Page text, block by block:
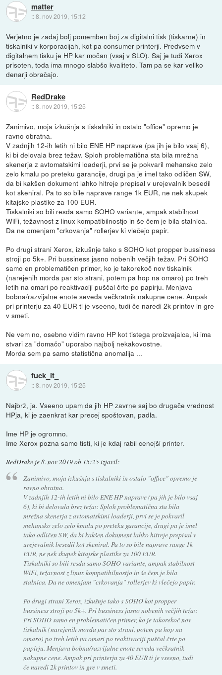
matter
::8. nov 2019, 15:12
Verjetno je zadaj bolj pomemben boj za digitalni tisk (tiskarne) in
tiskalniki v korporacijah, kot pa consumer printerji. Predvsem v
digitalnem tisku je HP kar močan (vsaj v SLO). Saj je tudi Xerox
prisoten, toda ima mnogo slabšo kvaliteto. Tam pa se kar veliko
denarji obračajo.
RedDrake
::8. nov 2019, 15:25
Zanimivo, moja izkušnja s tiskalniki in ostalo "office" opremo je
ravno obratna.
V zadnjih 12-ih letih ni bilo ENE HP naprave (pa jih je bilo vsaj 6),
ki bi delovala brez težav. Sploh problematična sta bila mrežna
skenerja z avtomatskimi loaderji, prvi se je pokvaril mehansko zelo
zelo kmalu po preteku garancije, drugi pa je imel tako odličen SW,
da bi kakšen dokument lahko hitreje prepisal v urejevalnik besedil
kot skeniral. Pa to so bile naprave range 1k EUR, ne nek skupek
kitajske plastike za 100 EUR.
Tiskalniki so bili resda samo SOHO variante, ampak stabilnost
WiFi, težavnost z linux kompatibilnostjo in še čem je bila stalnica.
Da ne omenjam "crkovanja" rollerjev ki vlečejo papir.
Po drugi strani Xerox, izkušnje tako s SOHO kot propper bussiness
stroji po 5k+. Pri bussiness jasno nobenih večjih težav. Pri SOHO
samo en problematičen primer, ko je takorekoč nov tiskalnik
(narejenih morda par sto strani, potem pa hop na omaro) po treh
letih na omari po reaktivaciji puščal črte po papirju. Menjava
bobna/razvijalne enote seveda večkratnik nakupne cene. Ampak
pri printerju za 40 EUR ti je vseeno, tudi če naredi 2k printov in gre
v smeti.
Ne vem no, osebno vidim ravno HP kot tistega proizvajalca, ki ima
stvari za "domačo" uporabo najbolj nekakovostne.
Morda sem pa samo statistična anomalija ...
fuck_it_
::8. nov 2019, 15:25
Najbrž, ja. Vseeno upam da jih HP zavrne saj bo drugače vrednost
HPja, ki je zaenkrat kar precej spoštovan, padla.
Ime HP je ogromno.
Ime Xerox pozna samo tisti, ki je kdaj rabil cenejši printer.
RedDrake je8. nov 2019 ob 15:25izjavil:
Zanimivo, moja izkušnja s tiskalniki in ostalo "office" opremo je
ravno obratna.
V zadnjih 12-ih letih ni bilo ENE HP naprave (pa jih je bilo vsaj
6), ki bi delovala brez težav. Sploh problematična sta bila
mrežna skenerja z avtomatskimi loaderji, prvi se je pokvaril
mehansko zelo zelo kmalu po preteku garancije, drugi pa je imel
tako odličen SW, da bi kakšen dokument lahko hitreje prepisal v
urejevalnik besedil kot skeniral. Pa to so bile naprave range 1k
EUR, ne nek skupek kitajske plastike za 100 EUR.
Tiskalniki so bili resda samo SOHO variante, ampak stabilnost
WiFi, težavnost z linux kompatibilnostjo in še čem je bila
stalnica. Da ne omenjam "crkovanja" rollerjev ki vlečejo papir.
Po drugi strani Xerox, izkušnje tako s SOHO kot propper
bussiness stroji po 5k+. Pri bussiness jasno nobenih večjih težav.
Pri SOHO samo en problematičen primer, ko je takorekoč nov
tiskalnik (narejenih morda par sto strani, potem pa hop na
omaro) po treh letih na omari po reaktivaciji puščal črte po
papirju. Menjava bobna/razvijalne enote seveda večkratnik
nakupne cene. Ampak pri printerju za 40 EUR ti je vseeno, tudi
če naredi 2k printov in gre v smeti.